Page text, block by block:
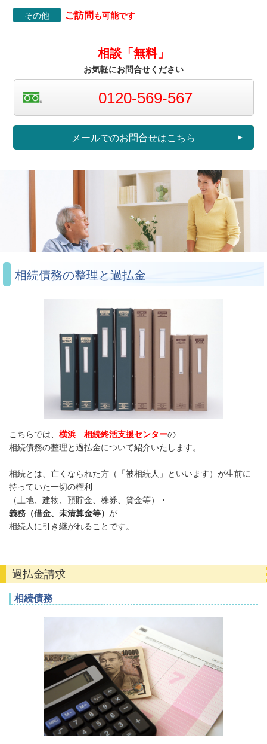
その他 ご訪問 も可能です
相談「無料」
お気軽にお問合せください
0120-569-567
メールでのお問合せはこちら
相続債務の整理と過払金
こちらでは、 横浜 相続終活支援センターの
相続債務の整理と過払金について紹介いたします。
相続とは、亡くなられた方（「被相続人」といいます）が生前に
持っていた一切の権利
（土地、建物、預貯金、株券、貸金等）・
義務（借金、未清算金等） が
相続人に引き継がれることです。
過払金請求
相続債務